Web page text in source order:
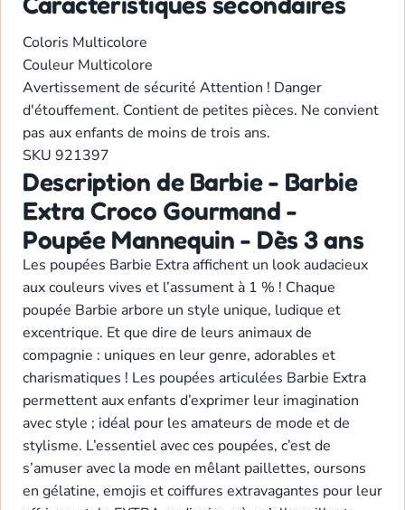
Coloris Multicolore
Couleur Multicolore
Avertissement de sécurité Attention ! Danger
d'étouffement. Contient de petites pièces. Ne convient
pas aux enfants de moins de trois ans.
SKU 921397
Description de Barbie - Barbie
Extra Croco Gourmand -
Poupée Mannequin - Dès 3 ans
Les poupées Barbie Extra affichent un look audacieux
aux couleurs vives et l’assument à 1 % ! Chaque
poupée Barbie arbore un style unique, ludique et
excentrique. Et que dire de leurs animaux de
compagnie : uniques en leur genre, adorables et
charismatiques ! Les poupées articulées Barbie Extra
permettent aux enfants d’exprimer leur imagination
avec style ; idéal pour les amateurs de mode et de
stylisme. L’essentiel avec ces poupées, c’est de
s’amuser avec la mode en mêlant paillettes, oursons
en gélatine, emojis et coiffures extravagantes pour leur